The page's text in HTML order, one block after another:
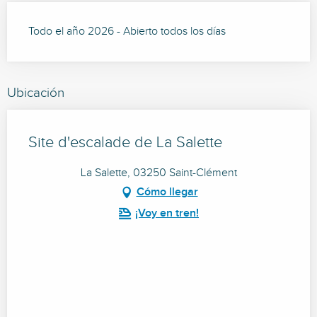
Todo el año 2026 - Abierto todos los días
Ubicación
Site d'escalade de La Salette
La Salette, 03250 Saint-Clément
Cómo llegar
¡Voy en tren!